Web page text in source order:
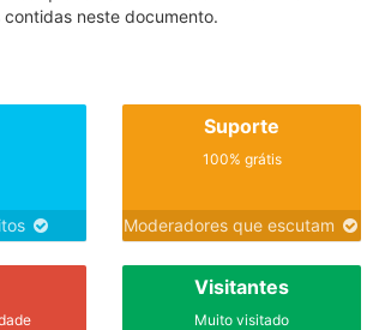
neste documento.
Suporte
100% grátis
Moderadores que escutam
Visitantes
Muito visitado